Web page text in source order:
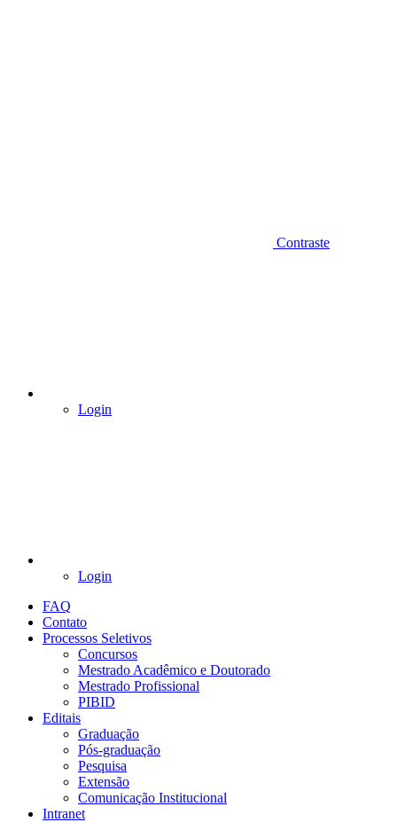
Contraste
Login
Login
FAQ
Contato
Processos Seletivos
Concursos
Mestrado Acadêmico e Doutorado
Mestrado Profissional
PIBID
Editais
Graduação
Pós-graduação
Pesquisa
Extensão
Comunicação Institucional
Intranet